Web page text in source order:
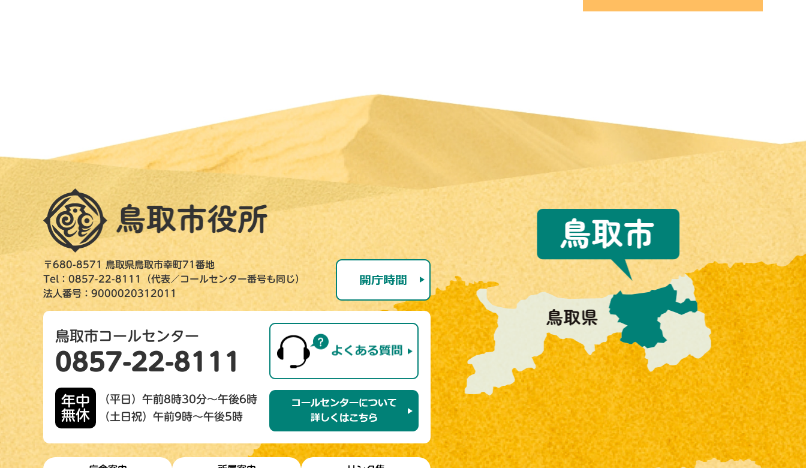
〒680-8571 鳥取県鳥取市幸町71番地
Tel：0857-22-8111（代表／コールセンター番号も同じ）
法人番号：9000020312011
鳥取市コールセンター
0857-22-8111
年中
無休
（平日）午前8時30分～午後6時
（土日祝）午前9時～午後5時